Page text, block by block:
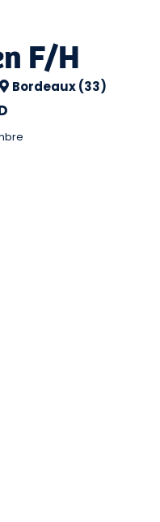
F/H
Bordeaux (33)